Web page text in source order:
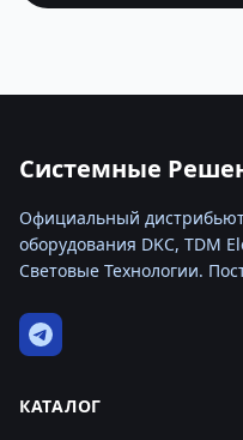
Системные
Официальный
оборудования DKC, TDM
Световые Технологии.
КАТАЛОГ